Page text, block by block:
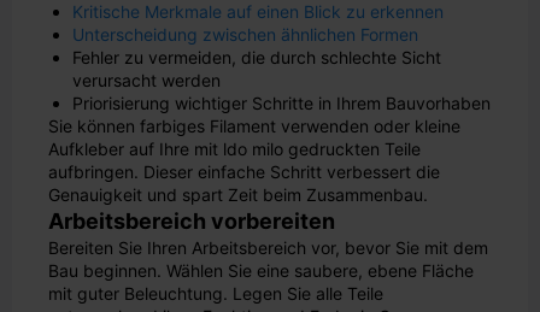
Kritische Merkmale auf einen Blick zu erkennen
Unterscheidung zwischen ähnlichen Formen
Fehler zu vermeiden, die durch schlechte Sicht
verursacht werden
Priorisierung wichtiger Schritte in Ihrem Bauvorhaben
Sie können farbiges Filament verwenden oder kleine
Aufkleber auf Ihre mit ldo milo gedruckten Teile
aufbringen. Dieser einfache Schritt verbessert die
Genauigkeit und spart Zeit beim Zusammenbau.
Arbeitsbereich vorbereiten
Bereiten Sie Ihren Arbeitsbereich vor, bevor Sie mit dem
Bau beginnen. Wählen Sie eine saubere, ebene Fläche
mit guter Beleuchtung. Legen Sie alle Teile